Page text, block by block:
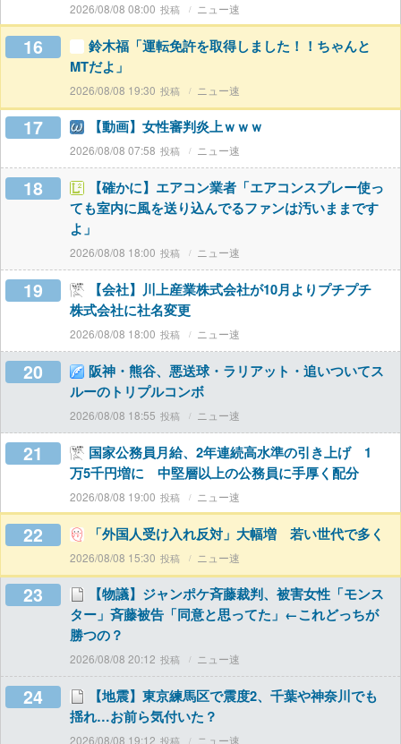
2026/08/08 08:00 ニュー速
16
鈴木福「運転免許を取得しました！！ちゃんと
MTだよ」
2026/08/08 19:30 ニュー速
17 【動画】女性審判炎上ｗｗｗ
2026/08/08 07:58 ニュー速
18
【確かに】エアコン業者「エアコンスプレー使っ
ても室内に風を送り込んでるファンは汚いままです
よ」
2026/08/08 18:00 ニュー速
19
【会社】川上産業株式会社が10月よりプチプチ
株式会社に社名変更
2026/08/08 18:00 ニュー速
20
阪神・熊谷、悪送球・ラリアット・追いついてス
ルーのトリプルコンボ
2026/08/08 18:55 ニュー速
21
国家公務員月給、2年連続高水準の引き上げ 1
万5千円増に 中堅層以上の公務員に手厚く配分
2026/08/08 19:00 ニュー速
22 「外国人受け入れ反対」大幅増 若い世代で多く
2026/08/08 15:30 ニュー速
23
【物議】ジャンポケ斉藤裁判、被害女性「モンス
ター」斉藤被告「同意と思ってた」←これどっちが
勝つの？
2026/08/08 20:12 ニュー速
24
【地震】東京練馬区で震度2、千葉や神奈川でも
揺れ…お前ら気付いた？
2026/08/08 19:12 ニュー速